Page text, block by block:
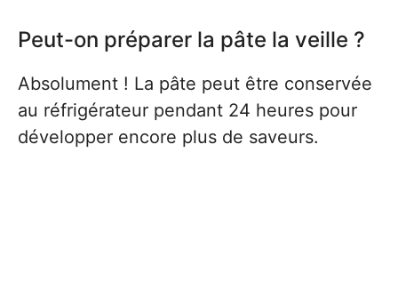
Peut-on préparer la pâte la veille ?
Absolument ! La pâte peut être conservée
au réfrigérateur pendant 24 heures pour
développer encore plus de saveurs.